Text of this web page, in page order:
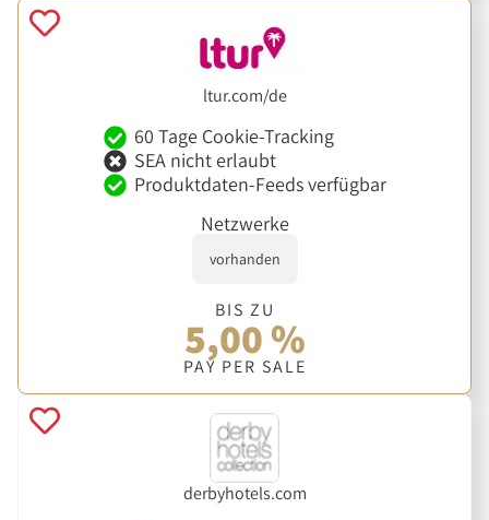
ltur.com/de
60 Tage Cookie-Tracking
SEA nicht erlaubt
Produktdaten-Feeds verfügbar
Netzwerke
vorhanden
BIS ZU
5,00 %
PAY PER SALE
derbyhotels.com